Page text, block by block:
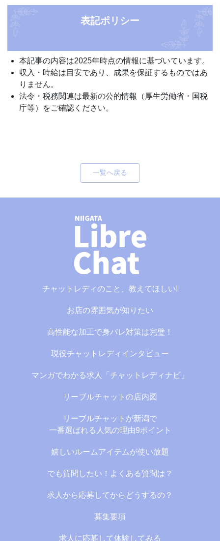
表記ポリシー
本記事の内容は2025年時点の情報に基づいています。
収入・時給は目安であり、成果を保証するものではあ
りません。
法令・税務関連は最新の公的情報（厚生労働省・国税
庁等）をご確認ください。
一覧へ戻る
チャットレディのこと、教えてほしい!
お店の雰囲気が知りたい
高性能な加工で身バレ対策は完璧！
現役チャットレディインタビュー
マンガでわかる求人「チャットレディナビ」
リーブルチャットの店内図
リーブルチャットが新潟で
一番選ばれる人気の理由9ポイント
嬉しいルームアイテムが使い放題
でも質問したい！よくある質問は？
求人から応募してからどうするの？
募集要項
求人に応募して体験してみる